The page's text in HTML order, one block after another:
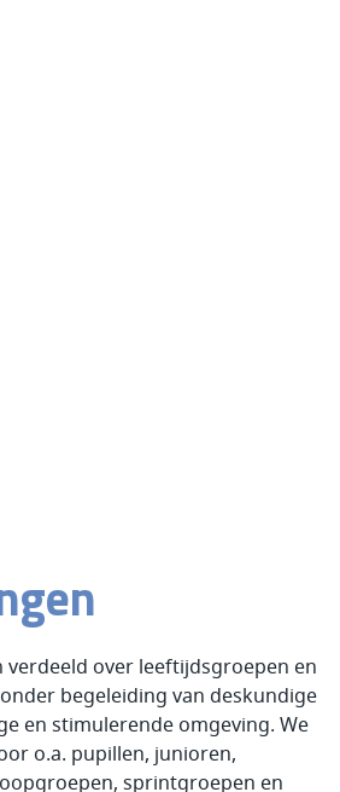
verdeeld over leeftijdsgroepen en
begeleiding van deskundige
en stimulerende omgeving. We
o.a. pupillen, junioren,
sprintgroepen en